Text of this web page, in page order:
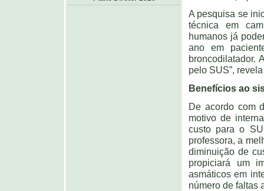
A pesquisa se
técnica em
humanos já
ano em
broncodilatador.
pelo SUS”,
Benefícios ao
De acordo com
motivo de
custo para o
professora, a
diminuição de
propiciará um
asmáticos em
número de faltas